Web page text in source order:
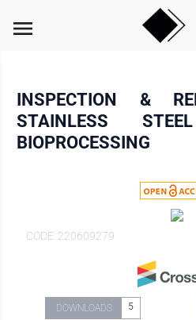
menu
INSPECTION &
STAINLESS
BIOPROCESSING
CODE: 220609279
DOWNLOADS 5